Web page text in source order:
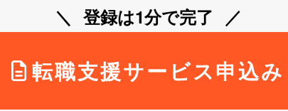
登録は1分で完了
転職支援サービス申込み